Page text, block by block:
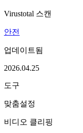
Virustotal 스캔
안전
업데이트됨
2026.04.25
도구
맞춤설정
비디오 클리핑